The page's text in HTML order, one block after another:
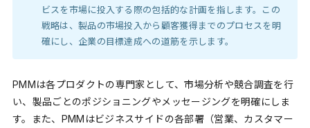
ビスを市場に投入する際の包括的な計画を指します。この
戦略は、製品の市場投入から顧客獲得までのプロセスを明
確にし、企業の目標達成への道筋を示します。
PMMは各プロダクトの専門家として、市場分析や競合調査を行
い、製品ごとのポジショニングやメッセージングを明確にしま
す。また、PMMはビジネスサイドの各部署（営業、カスタマー